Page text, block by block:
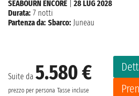
Suite da 5.580 €
prezzo per persona Tasse incluse
SEABOURN ENCORE
28 LUG 2028
Durata: 7 notti
Partenza da: Sbarco: Juneau